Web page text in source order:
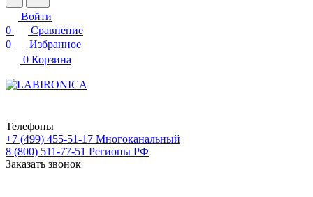
Войти
0
Сравнение
0
Избранное
0 Корзина
Телефоны
+7 (499) 455-51-17 Многоканальный
8 (800) 511-77-51 Регионы РФ
Заказать звонок